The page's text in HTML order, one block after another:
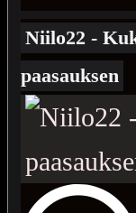
Niilo22 -
paasauksen